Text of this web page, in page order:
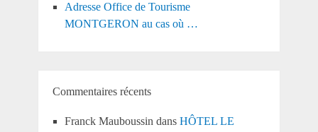
Adresse Office de Tourisme
MONTGERON au cas où …
Commentaires récents
Franck Mauboussin dans HÔTEL LE